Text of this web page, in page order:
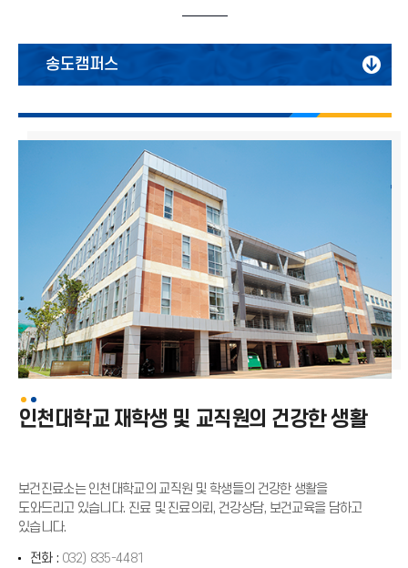
송도캠퍼스
보건교육
인천대학교 재학생 및 교직원의 건강한 생활
보건진료소는 인천대학교의 교직원 및 학생들의 건강한 생활을
도와드리고 있습니다. 진료 및 진료의뢰, 건강상담, 보건교육을 담하고
있습니다.
전화 : 032) 835-4481